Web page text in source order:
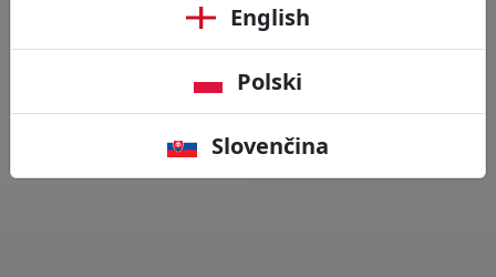
4,545 Kč bez DPH
English
Polski
Slovenčina